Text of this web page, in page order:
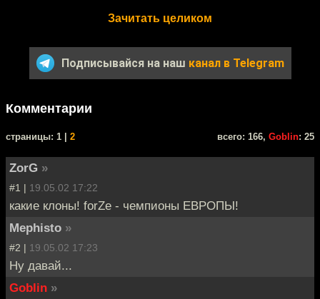
Зачитать целиком
Подписывайся на наш канал в Telegram
Комментарии
cтраницы: 1 | 2 всего: 166, Goblin: 25
ZorG »
#1 | 19.05.02 17:22
какие клоны! forZe - чемпионы ЕВРОПЫ!
Mephisto »
#2 | 19.05.02 17:23
Ну давай...
Goblin »